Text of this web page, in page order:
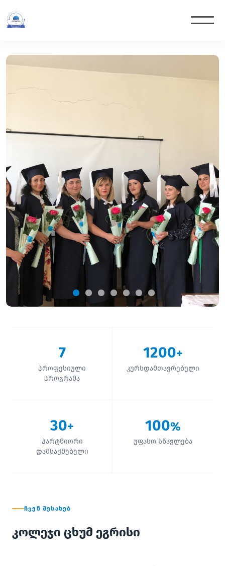
7
პროფესიული
პროგრამა
1200+
კურსდამთავრებული
30+
პარტნიორი
დამსაქმებელი
100%
უფასო სწავლება
ᲩᲕᲔᲜ ᲨᲔᲡᲐᲮᲔᲑ
კოლეჯი ცხუმ ეგრისი